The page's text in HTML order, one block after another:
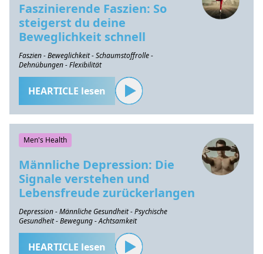
Faszinierende Faszien: So
steigerst du deine
Beweglichkeit schnell
Faszien - Beweglichkeit - Schaumstoffrolle -
Dehnübungen - Flexibilität
HEARTICLE lesen
Men's Health
Männliche Depression: Die
Signale verstehen und
Lebensfreude zurückerlangen
Depression - Männliche Gesundheit - Psychische
Gesundheit - Bewegung - Achtsamkeit
HEARTICLE lesen